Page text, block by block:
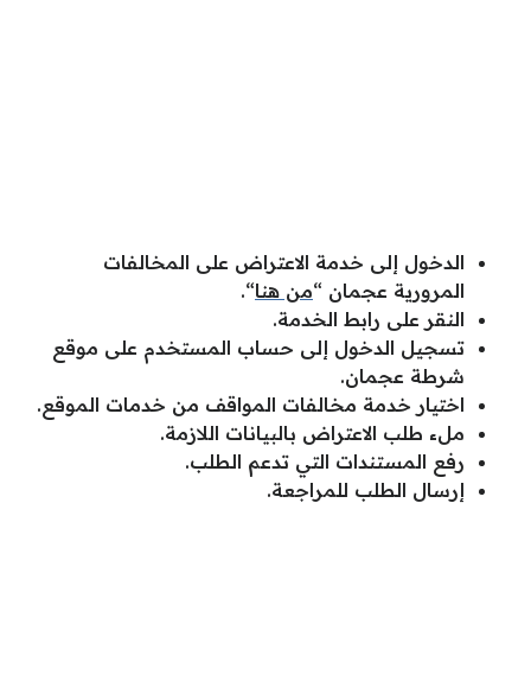
الدخول إلى خدمة الاعتراض على المخالفات
المرورية عجمان “من هنا“.
النقر على رابط الخدمة.
تسجيل الدخول إلى حساب المستخدم على موقع
شرطة عجمان.
اختيار خدمة مخالفات المواقف من خدمات الموقع.
ملء طلب الاعتراض بالبيانات اللازمة.
رفع المستندات التي تدعم الطلب.
إرسال الطلب للمراجعة.